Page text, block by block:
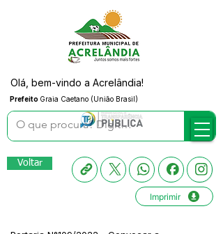
Prefeito Graia Caetano (União Brasil)
Olá, bem-vindo a Acrelândia!
Voltar
Imprimir